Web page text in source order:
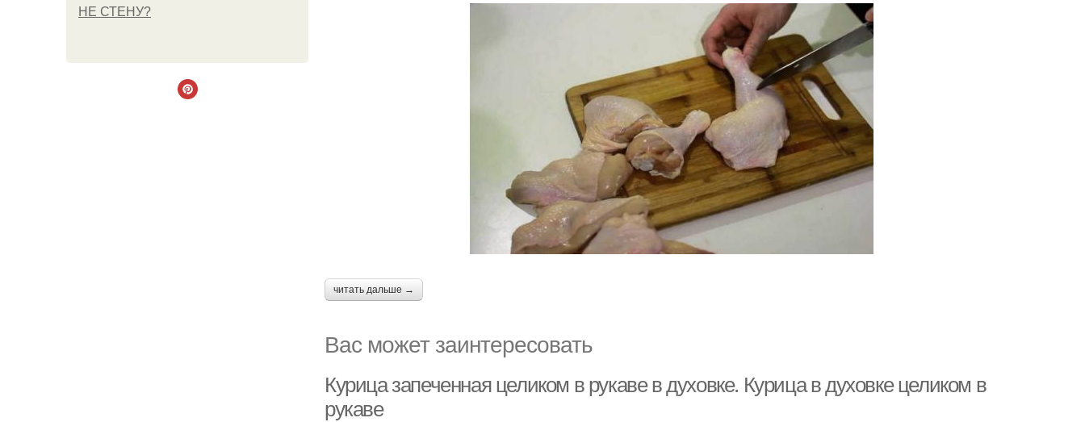
НЕ СТЕНУ?
читать дальше →
Вас может заинтересовать
Курица запеченная целиком в рукаве в духовке. Курица в духовке целиком в
рукаве